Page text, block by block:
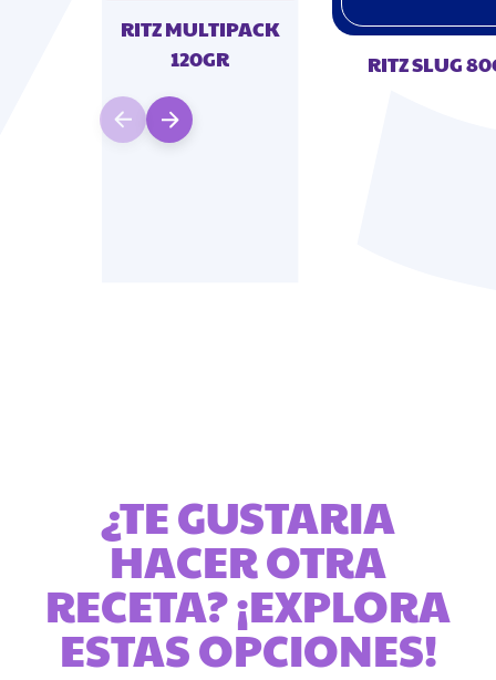
RITZ MULTIPACK
120GR
RITZ SLUG
¿TE GUSTARIA
HACER OTRA
RECETA? ¡EXPLORA
ESTAS OPCIONES!